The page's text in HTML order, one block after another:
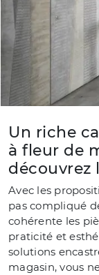
Un riche
à fleur de
découvrez
Avec les
pas compliqué
cohérente les
praticité et
solutions
magasin, vous